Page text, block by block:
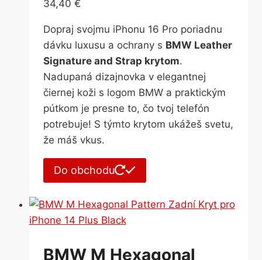
34,40 €
Dopraj svojmu iPhonu 16 Pro poriadnu
dávku luxusu a ochrany s BMW Leather
Signature and Strap krytom.
Nadupaná dizajnovka v elegantnej
čiernej koži s logom BMW a praktickým
pútkom je presne to, čo tvoj telefón
potrebuje! S týmto krytom ukážeš svetu,
že máš vkus.
Do obchodu
BMW M Hexagonal